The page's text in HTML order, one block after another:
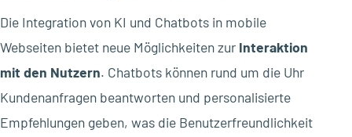
Die Integration von KI und Chatbots in mobile
Webseiten bietet neue Möglichkeiten zur Interaktion
mit den Nutzern. Chatbots können rund um die Uhr
Kundenanfragen beantworten und personalisierte
Empfehlungen geben, was die Benutzerfreundlichkeit